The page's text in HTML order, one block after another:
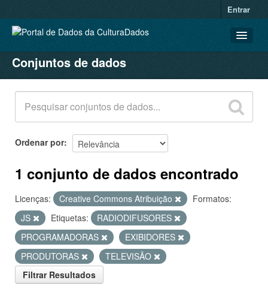
Entrar
CONJUNTOS DE DADOS
ORGANIZAÇÕES
GRUPOS
SOBRE
Conjuntos de dados
Ordenar por
1 conjunto de dados encontrado
Licenças: Creative Commons Atribuição
Formatos:
JS
Etiquetas:
RADIODIFUSORES
PROGRAMADORAS
EXIBIDORES
PRODUTORAS
TELEVISÃO
Filtrar Resultados